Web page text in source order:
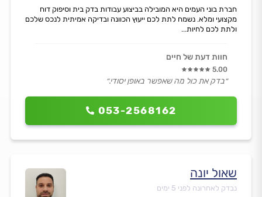
053-2568162
חברת בוני העמים היא המובילה בביצוע עבודות בדק בית וסיפוק דוח
מקצועי ומלא. נשמח לתת לכם ייעוץ הכוונה ובדיקה אמיתית לנכס שלכם
ולתת לכם לחיות...
חוות דעת של חיים
5.00
״בדק את כול מה שאפשר באופן יסודי.״
שאול יונה
נבדק לאחרונה לפני 5 ימים